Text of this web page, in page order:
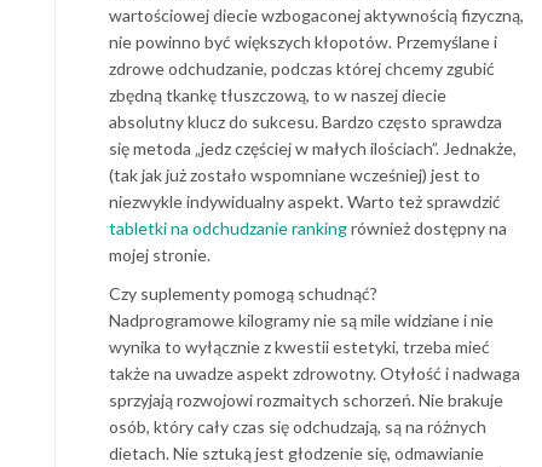
wartościowej diecie wzbogaconej aktywnością fizyczną,
nie powinno być większych kłopotów. Przemyślane i
zdrowe odchudzanie, podczas której chcemy zgubić
zbędną tkankę tłuszczową, to w naszej diecie
absolutny klucz do sukcesu. Bardzo często sprawdza
się metoda „jedz częściej w małych ilościach”. Jednakże,
(tak jak już zostało wspomniane wcześniej) jest to
niezwykle indywidualny aspekt. Warto też sprawdzić
tabletki na odchudzanie rankingrównież dostępny na
mojej stronie.
Czy suplementy pomogą schudnąć?
Nadprogramowe kilogramy nie są mile widziane i nie
wynika to wyłącznie z kwestii estetyki, trzeba mieć
także na uwadze aspekt zdrowotny. Otyłość i nadwaga
sprzyjają rozwojowi rozmaitych schorzeń. Nie brakuje
osób, który cały czas się odchudzają, są na różnych
dietach. Nie sztuką jest głodzenie się, odmawianie